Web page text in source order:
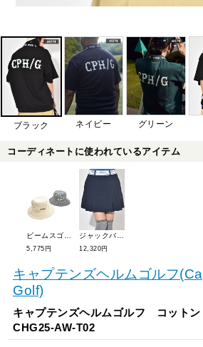
ブラック ネイビー グリーン
コーディネートに使われているアイテム
5,775円 12,320円
キャプテンズヘルムゴルフ
Golf)
キャプテンズヘルムゴルフ コット
CHG25-AW-T02